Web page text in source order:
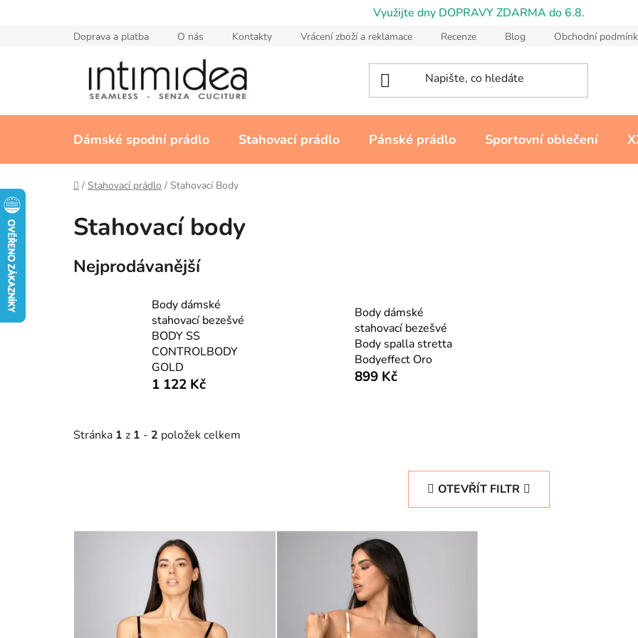
Využijte dny DOPRAVY ZDARMA do 6.8.
Doprava a platba O nás Kontakty Vrácení zboží a reklamace Recenze Blog Obchodní
Dámské spodní prádlo Stahovací prádlo Pánské prádlo Sportovní oblečení
Domů
/ Stahovací prádlo / Stahovací Body
Stahovací body
Nejprodávanější
Body dámské
stahovací bezešvé
BODY SS
CONTROLBODY
GOLD
1 122 Kč
Body dámské
stahovací bezešvé
Body spalla stretta
Bodyeffect Oro
899 Kč
Stránka 1 z 1 - 2 položek celkem
OTEVŘÍT FILTR
V